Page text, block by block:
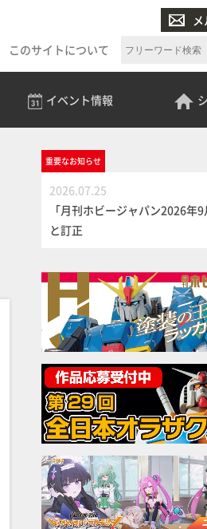
このサイトについて
イベント情報
重要なお知らせ
2026.07.25
「月刊ホビージャパン2026年
と訂正